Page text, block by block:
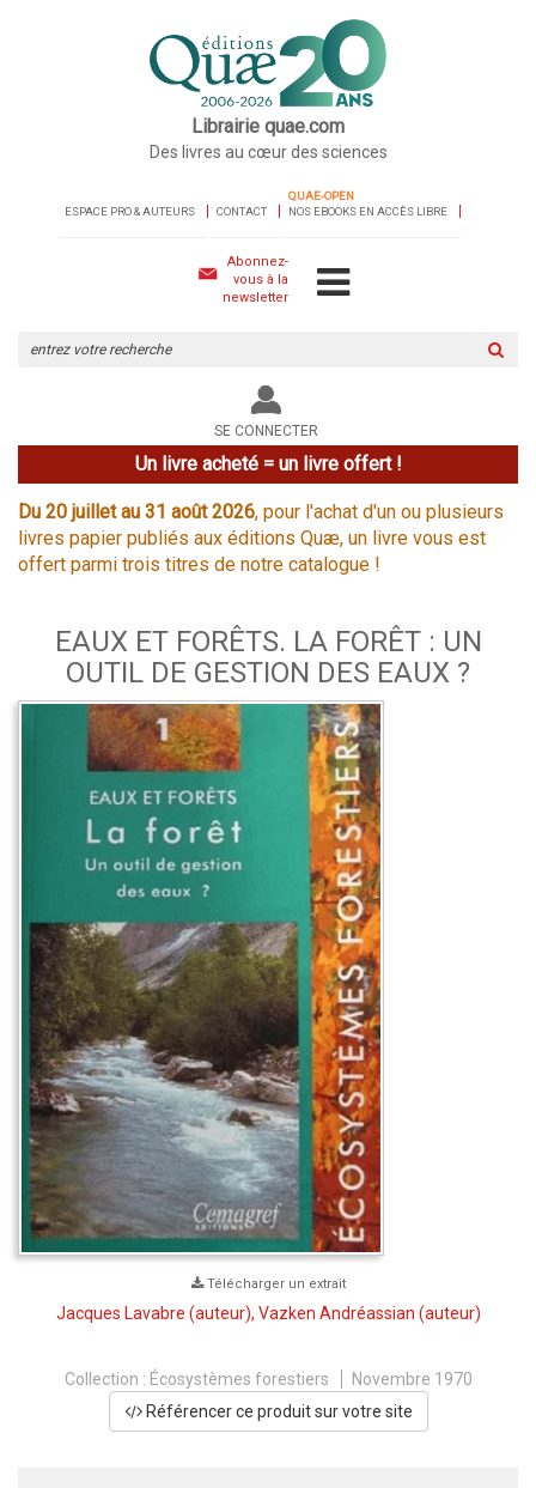
Librairie quae.com
Des livres au cœur des sciences
ESPACE PRO & AUTEURS CONTACT
QUAE-OPEN
NOS EBOOKS EN ACCÈS LIBRE
Abonnez-
vous à la
newsletter
le
site
SE CONNECTER
Un livre acheté = un livre offert !
Du 20 juillet au 31 août 2026, pour l'achat d'un ou plusieurs
livres papier publiés aux éditions Quæ, un livre vous est
offert parmi trois titres de notre catalogue !
EAUX ET FORÊTS. LA FORÊT : UN
OUTIL DE GESTION DES EAUX ?
Télécharger un extrait
Jacques Lavabre (auteur), Vazken Andréassian (auteur)
Collection : Écosystèmes forestiers
Novembre 1970
Référencer ce produit sur votre site